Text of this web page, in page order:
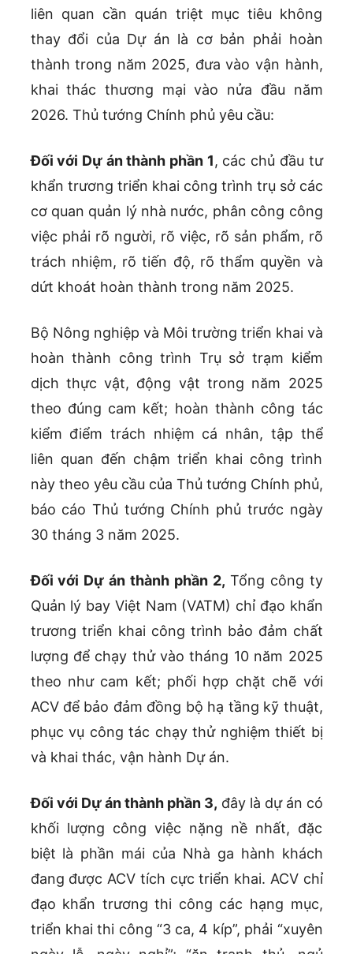
liên quan cần quán triệt mục tiêu không
thay đổi của Dự án là cơ bản phải hoàn
thành trong năm 2025, đưa vào vận hành,
khai thác thương mại vào nửa đầu năm
2026. Thủ tướng Chính phủ yêu cầu:
Đối với Dự án thành phần 1, các chủ đầu tư
khẩn trương triển khai công trình trụ sở các
cơ quan quản lý nhà nước, phân công công
việc phải rõ người, rõ việc, rõ sản phẩm, rõ
trách nhiệm, rõ tiến độ, rõ thẩm quyền và
dứt khoát hoàn thành trong năm 2025.
Bộ Nông nghiệp và Môi trường triển khai và
hoàn thành công trình Trụ sở trạm kiểm
dịch thực vật, động vật trong năm 2025
theo đúng cam kết; hoàn thành công tác
kiểm điểm trách nhiệm cá nhân, tập thể
liên quan đến chậm triển khai công trình
này theo yêu cầu của Thủ tướng Chính phủ,
báo cáo Thủ tướng Chính phủ trước ngày
30 tháng 3 năm 2025.
Đối với Dự án thành phần 2, Tổng công ty
Quản lý bay Việt Nam (VATM) chỉ đạo khẩn
trương triển khai công trình bảo đảm chất
lượng để chạy thử vào tháng 10 năm 2025
theo như cam kết; phối hợp chặt chẽ với
ACV để bảo đảm đồng bộ hạ tầng kỹ thuật,
phục vụ công tác chạy thử nghiệm thiết bị
và khai thác, vận hành Dự án.
Đối với Dự án thành phần 3, đây là dự án có
khối lượng công việc nặng nề nhất, đặc
biệt là phần mái của Nhà ga hành khách
đang được ACV tích cực triển khai. ACV chỉ
đạo khẩn trương thi công các hạng mục,
triển khai thi công “3 ca, 4 kíp”, phải “xuyên